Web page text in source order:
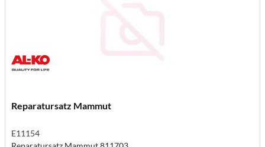
Reparatursatz Mammut
E11154